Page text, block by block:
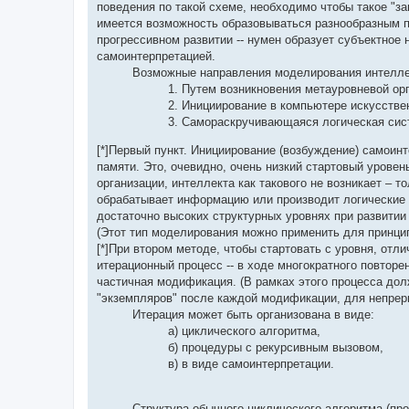
поведения по такой схеме, необходимо чтобы такое
имеется возможность образовываться
прогрессивном развитии -- нумен образует
самоинтерпретацией.
Возможные направления моделирования
1. Путем возникновения метауровневой
2. Инициирование в компьютере
3. Самораскручивающаяся логическая
[*]Первый пункт. Инициирование (возбуждение)
памяти. Это, очевидно, очень низкий стартовый
организации, интеллекта как такового не возникает –
обрабатывает информацию или производит
достаточно высоких структурных уровнях при
(Этот тип моделирования можно применить для
[*]При втором методе, чтобы стартовать с уровня,
итерационный процесс -- в ходе многократного
частичная модификация. (В рамках этого процесса
"экземпляров" после каждой модификации, для
Итерация может быть организована в виде:
а) циклического алгоритма,
б) процедуры с рекурсивным вызовом,
в) в виде самоинтерпретации.